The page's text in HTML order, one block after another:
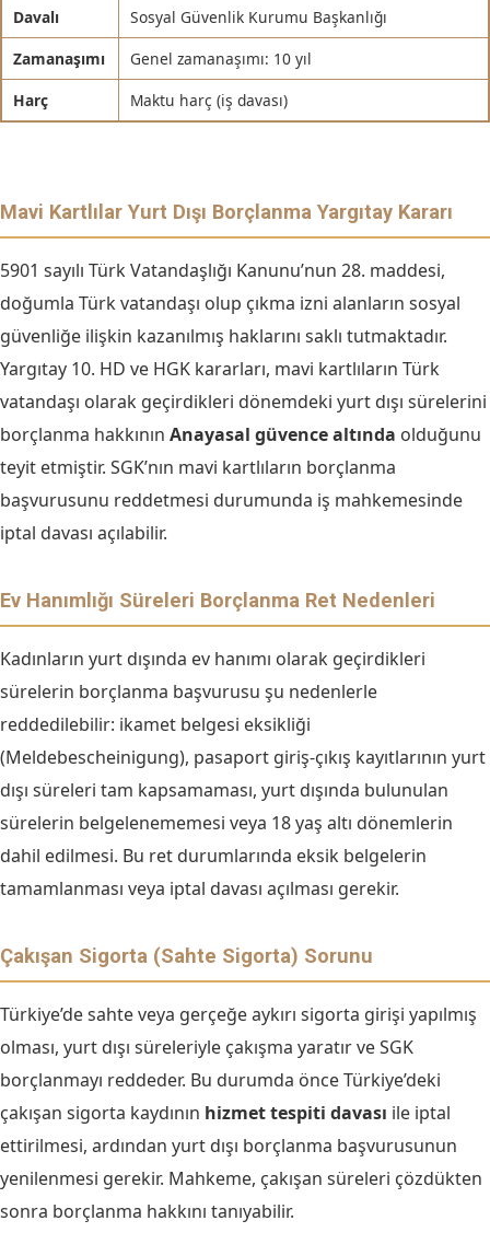
Davalı
Sosyal Güvenlik Kurumu Başkanlığı
Zamanaşımı
Genel zamanaşımı: 10 yıl
Harç
Maktu harç (iş davası)
Mavi Kartlılar Yurt Dışı Borçlanma Yargıtay Kararı
5901 sayılı Türk Vatandaşlığı Kanunu’nun 28. maddesi,
doğumla Türk vatandaşı olup çıkma izni alanların sosyal
güvenliğe ilişkin kazanılmış haklarını saklı tutmaktadır.
Yargıtay 10. HD ve HGK kararları, mavi kartlıların Türk
vatandaşı olarak geçirdikleri dönemdeki yurt dışı sürelerini
borçlanma hakkının Anayasal güvence altında olduğunu
teyit etmiştir. SGK’nın mavi kartlıların borçlanma
başvurusunu reddetmesi durumunda iş mahkemesinde
iptal davası açılabilir.
Ev Hanımlığı Süreleri Borçlanma Ret Nedenleri
Kadınların yurt dışında ev hanımı olarak geçirdikleri
sürelerin borçlanma başvurusu şu nedenlerle
reddedilebilir: ikamet belgesi eksikliği
(Meldebescheinigung), pasaport giriş-çıkış kayıtlarının yurt
dışı süreleri tam kapsamaması, yurt dışında bulunulan
sürelerin belgelenememesi veya 18 yaş altı dönemlerin
dahil edilmesi. Bu ret durumlarında eksik belgelerin
tamamlanması veya iptal davası açılması gerekir.
Çakışan Sigorta (Sahte Sigorta) Sorunu
Türkiye’de sahte veya gerçeğe aykırı sigorta girişi yapılmış
olması, yurt dışı süreleriyle çakışma yaratır ve SGK
borçlanmayı reddeder. Bu durumda önce Türkiye’deki
çakışan sigorta kaydının hizmet tespiti davası ile iptal
ettirilmesi, ardından yurt dışı borçlanma başvurusunun
yenilenmesi gerekir. Mahkeme, çakışan süreleri çözdükten
sonra borçlanma hakkını tanıyabilir.